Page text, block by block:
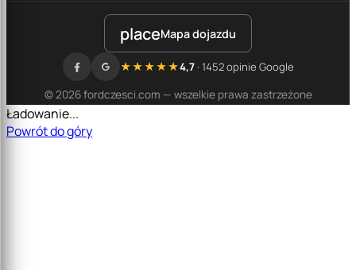
placeMapa dojazdu
© 2026 fordczesci.com — wszelkie prawa zastrzeżone
★★★★★4,7· 1452 opinie Google
Ładowanie...
Powrót do góry